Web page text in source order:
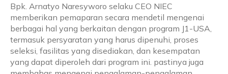
Bpk. Arnatyo Naresyworo selaku CEO NIEC
memberikan pemaparan secara mendetil mengenai
berbagai hal yang berkaitan dengan program J1-USA,
termasuk persyaratan yang harus dipenuhi, proses
seleksi, fasilitas yang disediakan, dan kesempatan
yang dapat diperoleh dari program ini. pastinya juga